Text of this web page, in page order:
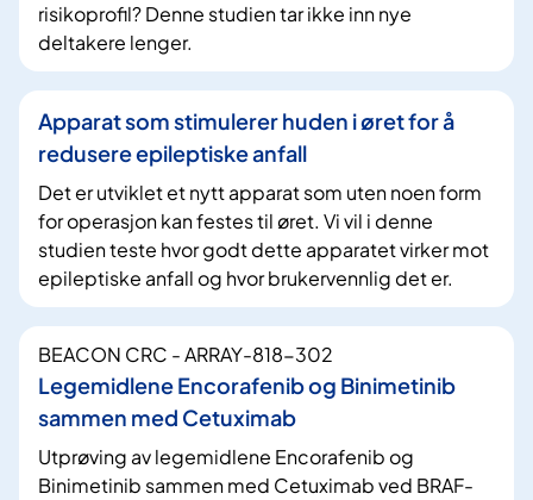
risikoprofil? Denne studien tar ikke inn nye
deltakere lenger.
Apparat som stimulerer huden i øret for å
redusere epileptiske anfall
Det er utviklet et nytt apparat som uten noen form
for operasjon kan festes til øret. Vi vil i denne
studien teste hvor godt dette apparatet virker mot
epileptiske anfall og hvor brukervennlig det er.
BEACON CRC - ARRAY-818-302
Legemidlene Encorafenib og Binimetinib
sammen med Cetuximab
Utprøving av legemidlene Encorafenib og
Binimetinib sammen med Cetuximab ved BRAF-